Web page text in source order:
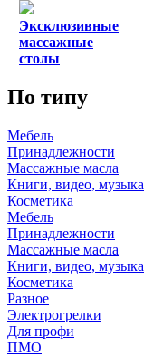
Эксклюзивные
массажные
столы
По типу
Мебель
Принадлежности
Массажные масла
Книги, видео, музыка
Косметика
Мебель
Принадлежности
Массажные масла
Книги, видео, музыка
Косметика
Разное
Электрогрелки
Для профи
ПМО